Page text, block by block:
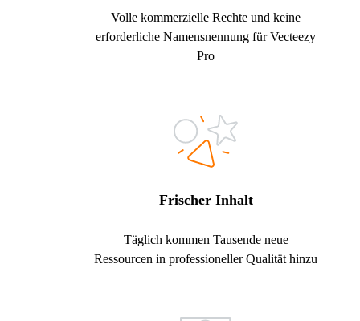
Volle kommerzielle Rechte und keine
erforderliche Namensnennung für Vecteezy
Pro
Frischer Inhalt
Täglich kommen Tausende neue
Ressourcen in professioneller Qualität hinzu